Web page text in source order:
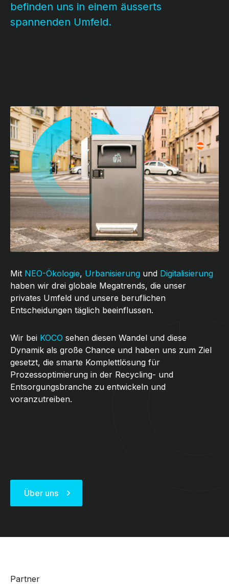
befinden uns in einem äusserts
spannenden Umfeld.
Mit NEO-Ökologie, Urbanisierung und Digitalisierung
haben wir drei globale Megatrends, die unser
privates Umfeld und unsere beruflichen
Entscheidungen täglich beeinflussen.
Wir bei KOCO sehen diesen Wandel und diese
Dynamik als große Chance und haben uns zum Ziel
gesetzt, die smarte Komplettlösung für
Prozessoptimierung in der Recycling- und
Entsorgungsbranche zu entwickeln und
voranzutreiben.
Über uns
Partner